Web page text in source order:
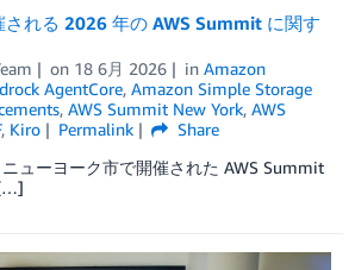
される 2026 年の AWS Summit に関す
on 18 6月 2026 in Amazon
AgentCore, Amazon Simple Storage
, AWS Summit New York, AWS
, Kiro Permalink
Share
ューヨーク市で開催された AWS Summit
[…]